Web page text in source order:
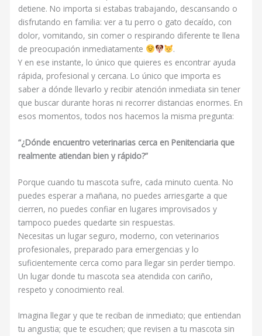
detiene. No importa si estabas trabajando, descansando o
disfrutando en familia: ver a tu perro o gato decaído, con
dolor, vomitando, sin comer o respirando diferente te llena
de preocupación inmediatamente
.
Y en ese instante, lo único que quieres es encontrar ayuda
rápida, profesional y cercana. Lo único que importa es
saber a dónde llevarlo y recibir atención inmediata sin tener
que buscar durante horas ni recorrer distancias enormes. En
esos momentos, todos nos hacemos la misma pregunta:
“¿Dónde encuentro veterinarias cerca en Penitenciaria que
realmente atiendan bien y rápido?”
Porque cuando tu mascota sufre, cada minuto cuenta. No
puedes esperar a mañana, no puedes arriesgarte a que
cierren, no puedes confiar en lugares improvisados y
tampoco puedes quedarte sin respuestas.
Necesitas un lugar seguro, moderno, con veterinarios
profesionales, preparado para emergencias y lo
suficientemente cerca como para llegar sin perder tiempo.
Un lugar donde tu mascota sea atendida con cariño,
respeto y conocimiento real.
Imagina llegar y que te reciban de inmediato; que entiendan
tu angustia; que te escuchen; que revisen a tu mascota sin